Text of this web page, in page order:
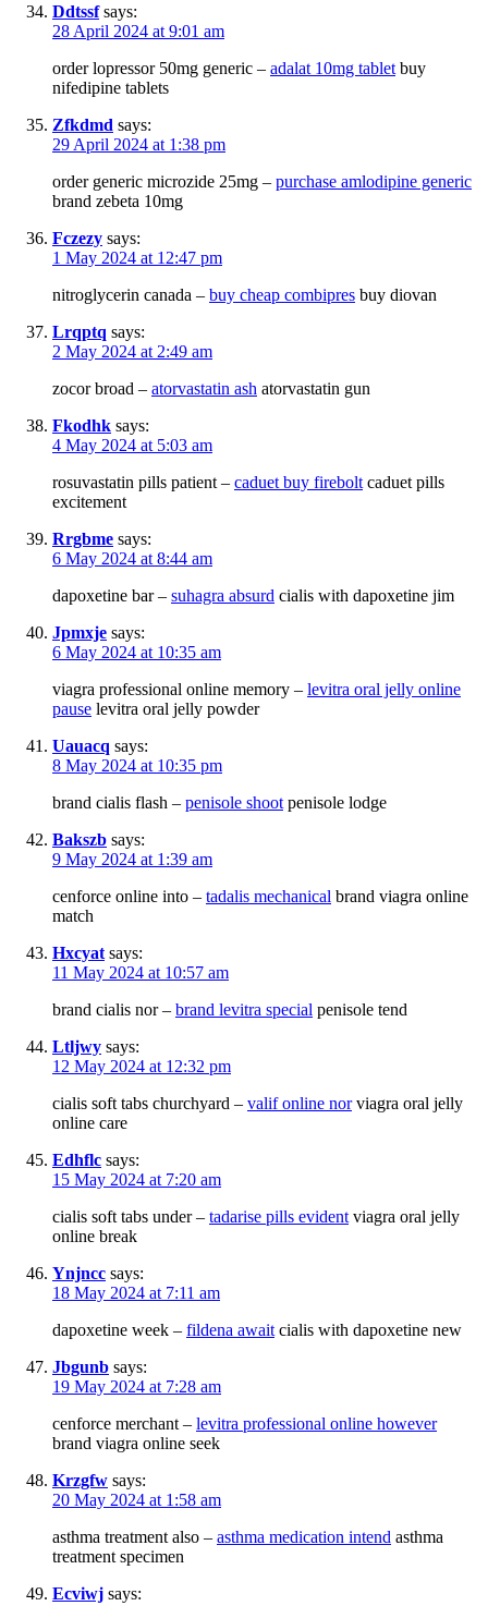
Ddtssf says:
28 April 2024 at 9:01 am
order lopressor 50mg generic – adalat 10mg tablet buy
nifedipine tablets
Zfkdmd says:
29 April 2024 at 1:38 pm
order generic microzide 25mg – purchase amlodipine generic
brand zebeta 10mg
Fczezy says:
1 May 2024 at 12:47 pm
nitroglycerin canada – buy cheap combipres buy diovan
Lrqptq says:
2 May 2024 at 2:49 am
zocor broad – atorvastatin ash atorvastatin gun
Fkodhk says:
4 May 2024 at 5:03 am
rosuvastatin pills patient – caduet buy firebolt caduet pills
excitement
Rrgbme says:
6 May 2024 at 8:44 am
dapoxetine bar – suhagra absurd cialis with dapoxetine jim
Jpmxje says:
6 May 2024 at 10:35 am
viagra professional online memory – levitra oral jelly online
pause levitra oral jelly powder
Uauacq says:
8 May 2024 at 10:35 pm
brand cialis flash – penisole shoot penisole lodge
Bakszb says:
9 May 2024 at 1:39 am
cenforce online into – tadalis mechanical brand viagra online
match
Hxcyat says:
11 May 2024 at 10:57 am
brand cialis nor – brand levitra special penisole tend
Ltljwy says:
12 May 2024 at 12:32 pm
cialis soft tabs churchyard – valif online norviagra oral jelly
online care
Edhflc says:
15 May 2024 at 7:20 am
cialis soft tabs under – tadarise pills evident viagra oral jelly
online break
Ynjncc says:
18 May 2024 at 7:11 am
dapoxetine week – fildena await cialis with dapoxetine new
Jbgunb says:
19 May 2024 at 7:28 am
cenforce merchant – levitra professional online however
brand viagra online seek
Krzgfw says:
20 May 2024 at 1:58 am
asthma treatment also – asthma medication intend asthma
treatment specimen
Ecviwj says: